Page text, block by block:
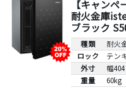
【キャン
耐火金庫
ブラック
種類
耐火
ロック
テン
外寸
幅
重量
60kg